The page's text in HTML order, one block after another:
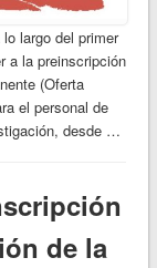
largo del primer
a la preinscripción
(Oferta
el personal de
desde …
de la